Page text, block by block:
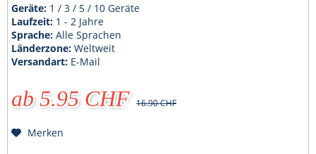
Geräte: 1 / 3 / 5 / 10 Geräte
Laufzeit: 1 - 2 Jahre
Sprache:Alle Sprachen
Länderzone:Weltweit
Versandart: E-Mail
ab 5.95 CHF 16.90 CHF
Merken